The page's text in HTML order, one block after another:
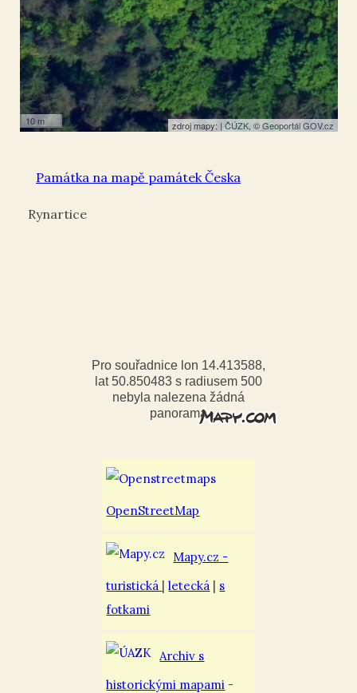
10 m zdroj mapy: | ČÚZK, ©Geoportál GOV.cz
Památka na mapě památek Česka
Rynartice
Pro souřadnice lon 14.413588,
lat 50.850483 s radiusem 500
nebyla nalezena žádná
panorama
OpenStreetMap
Mapy.cz -
turistická |letecká | s
fotkami
Archiv s
historickými mapami -